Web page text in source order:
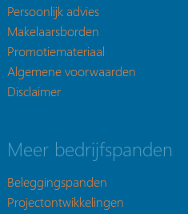
Persoonlijk advies
Makelaarsborden
Promotiemateriaal
Algemene voorwaarden
Disclaimer
Meer bedrijfspanden
Beleggingspanden
Projectontwikkelingen